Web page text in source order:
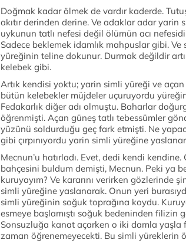
Doğmak kadar ölmek de vardır kaderde.
akıtır derinden derine. Ve adaklar adar
uykunun tatlı nefesi değil ölümün acı
Sadece beklemek idamlık mahpuslar gibi.
yüreğinin teline dokunur. Durmak değildir
kelebek gibi.
Artık kendisi yoktu; yarin simli yüreği ve
bütün kelebekler müjdeler uçuruyordu
Fedakarlık diğer adı olmuştu. Baharlar
öğrenmişti. Açan güneş tatlı tebessümler
yüzünü soldurduğu geç fark etmişti. Ne
gibi çırpınıyordu yarin simli yüreğine
Mecnun’u hatırladı. Evet, dedi kendi
bahçesini buldum demişti, Mecnun. Peki ya
kuruyayım? Ve kararını verirken gözlerinde
simli yüreğine yaslanarak. Onun yeri
simli yüreğinin soğuk toprağına koydu.
esmeye başlamıştı soğuk bedeninden filizin
Sonsuzluğa kanat açarken o iki damla
zaman öğrenemeyecekti. Bu simli